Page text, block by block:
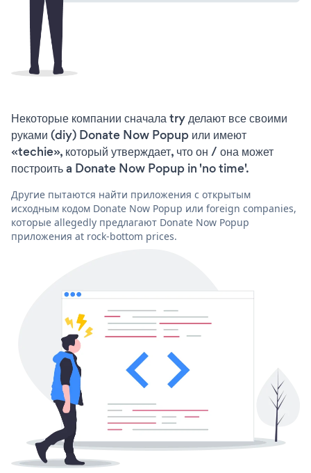
Некоторые компании сначала try делают все своими
руками (diy) Donate Now Popup или имеют
«techie», который утверждает, что он / она может
построить a Donate Now Popup in 'no time'.
Другие пытаются найти приложения с открытым
исходным кодом Donate Now Popup или foreign companies,
которые allegedly предлагают Donate Now Popup
приложения at rock-bottom prices.